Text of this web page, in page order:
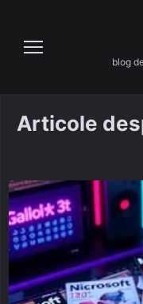
content
blog
Articole